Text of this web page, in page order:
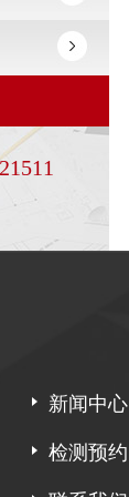
新闻中心
检测预约